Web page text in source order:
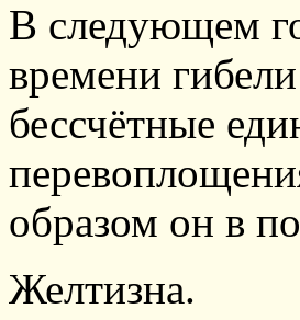
В следующем
времени
бессчётные
образом он в
Желтизна.